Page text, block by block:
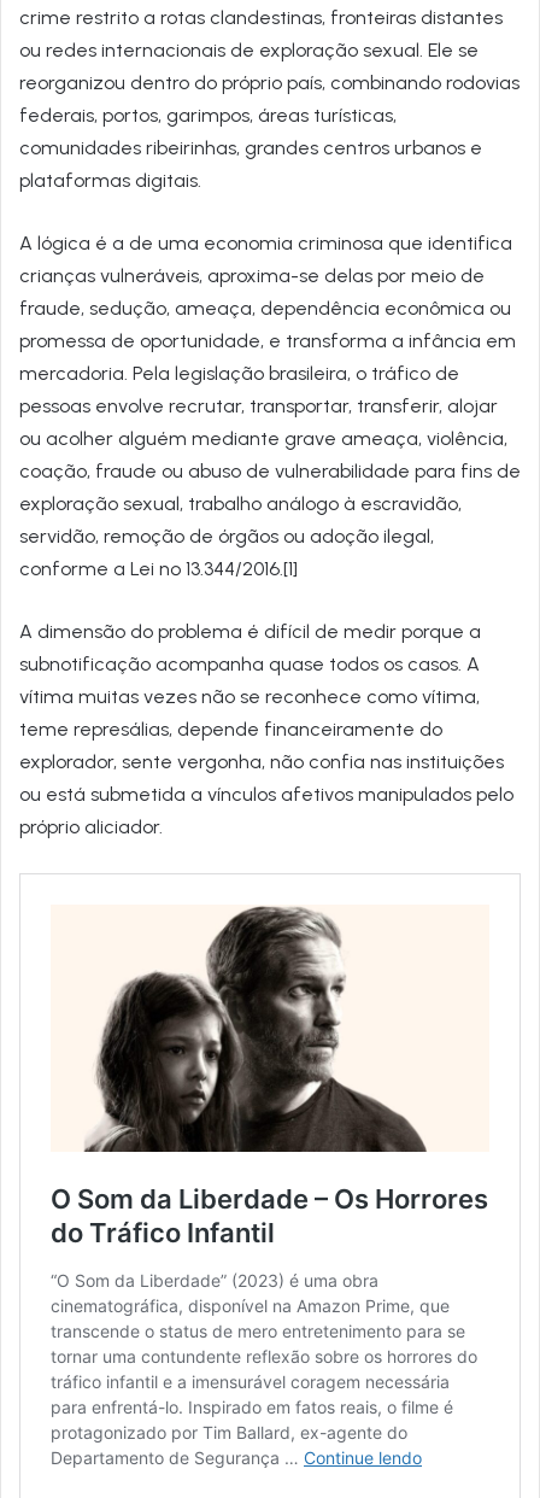
crime restrito a rotas clandestinas, fronteiras distantes
ou redes internacionais de exploração sexual. Ele se
reorganizou dentro do próprio país, combinando rodovias
federais, portos, garimpos, áreas turísticas,
comunidades ribeirinhas, grandes centros urbanos e
plataformas digitais.
A lógica é a de uma economia criminosa que identifica
crianças vulneráveis, aproxima-se delas por meio de
fraude, sedução, ameaça, dependência econômica ou
promessa de oportunidade, e transforma a infância em
mercadoria. Pela legislação brasileira, o tráfico de
pessoas envolve recrutar, transportar, transferir, alojar
ou acolher alguém mediante grave ameaça, violência,
coação, fraude ou abuso de vulnerabilidade para fins de
exploração sexual, trabalho análogo à escravidão,
servidão, remoção de órgãos ou adoção ilegal,
conforme a Lei nº 13.344/2016.[1]
A dimensão do problema é difícil de medir porque a
subnotificação acompanha quase todos os casos. A
vítima muitas vezes não se reconhece como vítima,
teme represálias, depende financeiramente do
explorador, sente vergonha, não confia nas instituições
ou está submetida a vínculos afetivos manipulados pelo
próprio aliciador.